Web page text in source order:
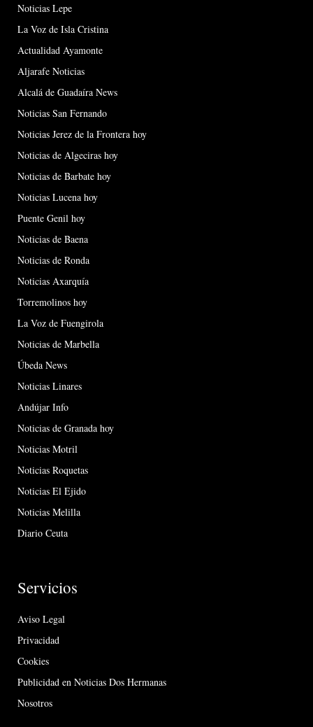
Noticias Lepe
La Voz de Isla Cristina
Actualidad Ayamonte
Aljarafe Noticias
Alcalá de Guadaíra News
Noticias San Fernando
Noticias Jerez de la Frontera hoy
Noticias de Algeciras hoy
Noticias de Barbate hoy
Noticias Lucena hoy
Puente Genil hoy
Noticias de Baena
Noticias de Ronda
Noticias Axarquía
Torremolinos hoy
La Voz de Fuengirola
Noticias de Marbella
Úbeda News
Noticias Linares
Andújar Info
Noticias de Granada hoy
Noticias Motril
Noticias Roquetas
Noticias El Ejido
Noticias Melilla
Diario Ceuta
Servicios
Aviso Legal
Privacidad
Cookies
Publicidad en Noticias Dos Hermanas
Nosotros